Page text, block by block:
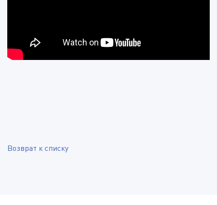
Возврат к списку